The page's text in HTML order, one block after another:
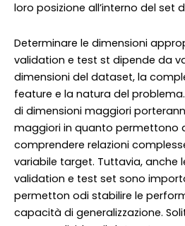
loro posizione all’interno del set
Determinare le dimensioni
validation e test st dipende da
dimensioni del dataset, la
feature e la natura del
di dimensioni maggiori
maggiori in quanto permettono
comprendere relazioni
variabile target. Tuttavia, anche
validation e test set sono
permetton odi stabilire le
capacità di generalizzazione.